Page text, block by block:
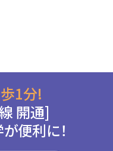
1分!
開通]
便利に！